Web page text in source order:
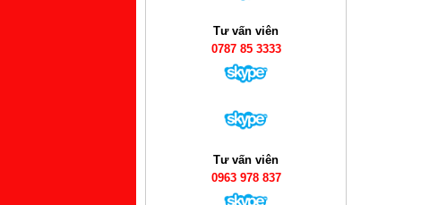
Tư vấn viên
0787 85 3333
Tư vấn viên
0963 978 837